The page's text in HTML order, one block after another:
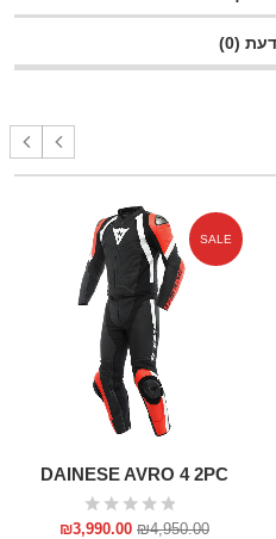
(0)
SALE
DAINESE AVRO 4 2PC
₪4,950.00
₪3,990.00